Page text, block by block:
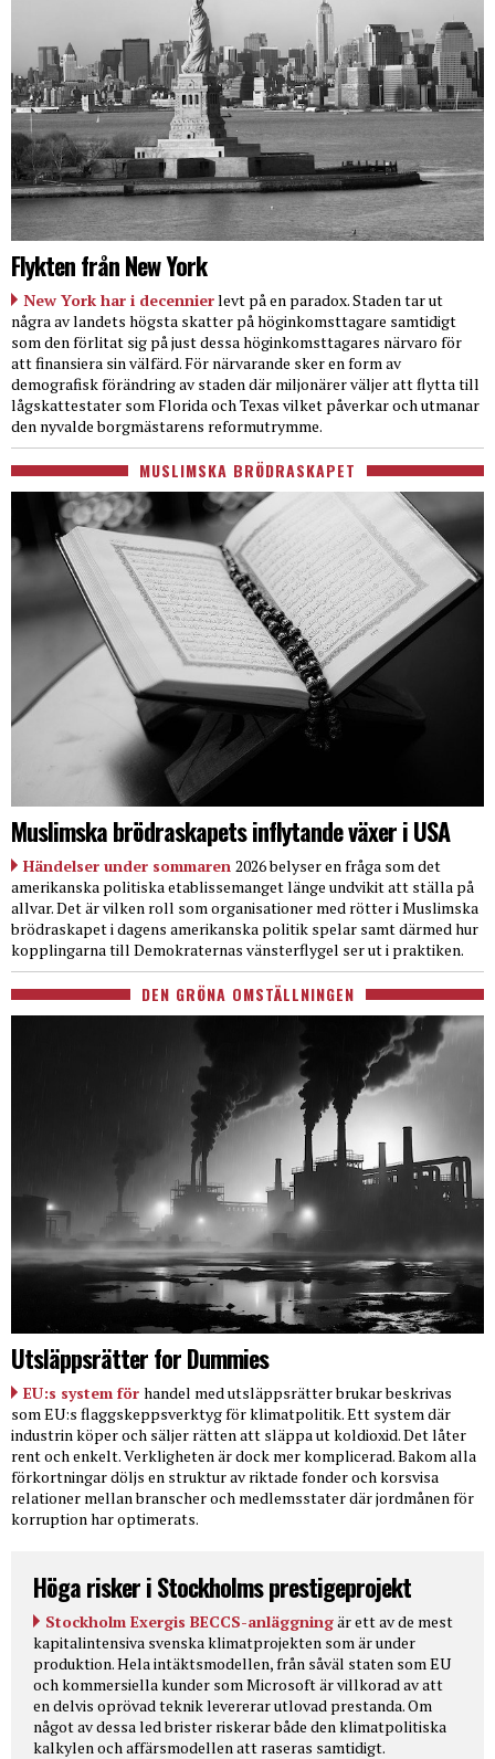
Flykten från New York
New York har i decennierlevt på en paradox. Staden tar ut
några av landets högsta skatter på höginkomsttagare samtidigt
som den förlitat sig på just dessa höginkomsttagares närvaro för
att finansiera sin välfärd. För närvarande sker en form av
demografisk förändring av staden där miljonärer väljer att flytta till
lågskattestater som Florida och Texas vilket påverkar och utmanar
den nyvalde borgmästarens reformutrymme.
MUSLIMSKA BRÖDRASKAPET
Muslimska brödraskapets inflytande växer i USA
Händelser under sommaren 2026 belyser en fråga som det
amerikanska politiska etablissemanget länge undvikit att ställa på
allvar. Det är vilken roll som organisationer med rötter i Muslimska
brödraskapet i dagens amerikanska politik spelar samt därmed hur
kopplingarna till Demokraternas vänsterflygel ser ut i praktiken.
DEN GRÖNA OMSTÄLLNINGEN
Utsläppsrätter for Dummies
EU:s system för handel med utsläppsrätter brukar beskrivas
som EU:s flaggskeppsverktyg för klimatpolitik. Ett system där
industrin köper och säljer rätten att släppa ut koldioxid. Det låter
rent och enkelt. Verkligheten är dock mer komplicerad. Bakom alla
förkortningar döljs en struktur av riktade fonder och korsvisa
relationer mellan branscher och medlemsstater där jordmånen för
korruption har optimerats.
Höga risker i Stockholms prestigeprojekt
Stockholm Exergis BECCS-anläggningär ett av de mest
kapitalintensiva svenska klimatprojekten som är under
produktion. Hela intäktsmodellen, från såväl staten som EU
och kommersiella kunder som Microsoft är villkorad av att
en delvis oprövad teknik levererar utlovad prestanda. Om
något av dessa led brister riskerar både den klimatpolitiska
kalkylen och affärsmodellen att raseras samtidigt.